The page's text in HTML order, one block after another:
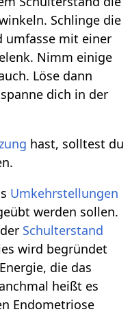
Schlinge die
umfasse mit einer
Nimm einige
Löse dann
dich in der
hast, solltest du
Umkehrstellungen
werden sollen.
Schulterstand
wird begründet
die das
heißt es
Endometriose